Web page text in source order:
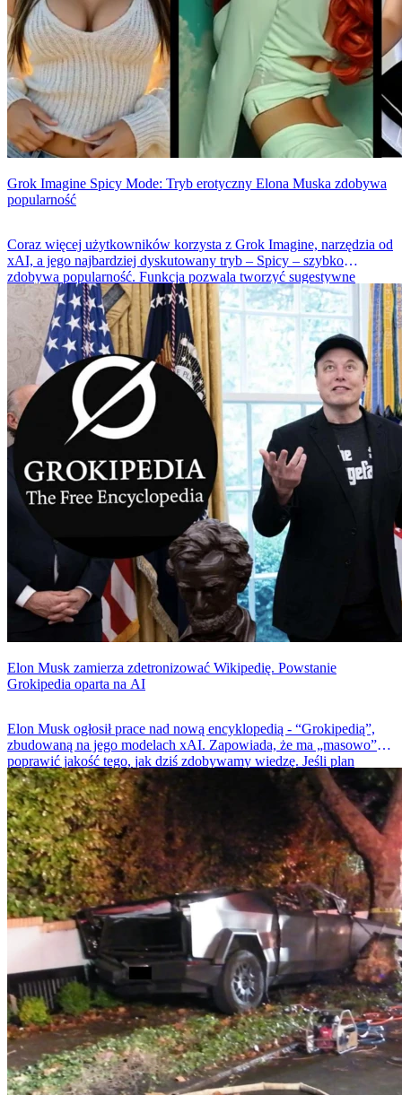
Grok Imagine Spicy Mode: Tryb erotyczny Elona Muska zdobywa
popularność
Coraz więcej użytkowników korzysta z Grok Imagine, narzędzia od
xAI, a jego najbardziej dyskutowany tryb – Spicy – szybko
zdobywa popularność. Funkcja pozwala tworzyć sugestywne
obrazy i krótkie wideo, w tym treści erotyczne, w czasach, gdy
większość firm technologicznych wprowadza coraz bardziej
restrykcyjne ograniczenia w tym zakresie.
Elon Musk zamierza zdetronizować Wikipedię. Powstanie
Grokipedia oparta na AI
Elon Musk ogłosił prace nad nową encyklopedią - “Grokipedią”,
zbudowaną na jego modelach xAI. Zapowiada, że ma „masowo”
poprawić jakość tego, jak dziś zdobywamy wiedzę. Jeśli plan
wypali, dostaniemy projekt, który ma rywalizować z Wikipedią, a
następnie ją zdetronizować.